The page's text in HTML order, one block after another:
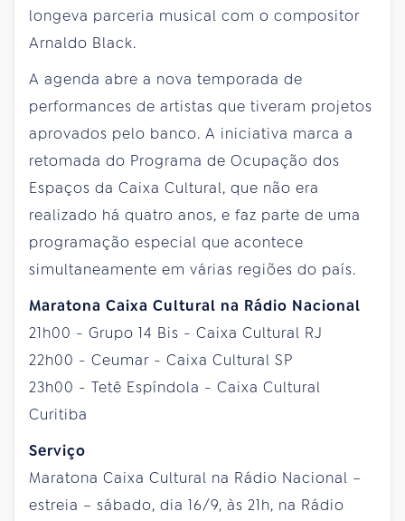
longeva parceria musical com o compositor
Arnaldo Black.
A agenda abre a nova temporada de
performances de artistas que tiveram projetos
aprovados pelo banco. A iniciativa marca a
retomada do Programa de Ocupação dos
Espaços da Caixa Cultural, que não era
realizado há quatro anos, e faz parte de uma
programação especial que acontece
simultaneamente em várias regiões do país.
Maratona Caixa Cultural na Rádio Nacional
21h00 - Grupo 14 Bis - Caixa Cultural RJ
22h00 - Ceumar - Caixa Cultural SP
23h00 - Tetê Espíndola - Caixa Cultural
Curitiba
Serviço
Maratona Caixa Cultural na Rádio Nacional –
estreia – sábado, dia 16/9, às 21h, na Rádio